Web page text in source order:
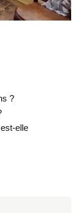
?
elle